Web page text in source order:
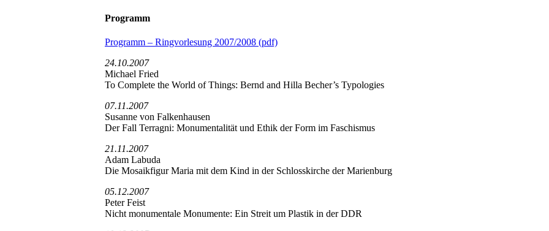
Programm
Programm – Ringvorlesung 2007/2008 (pdf)
24.10.2007
Michael Fried
To Complete the World of Things: Bernd and Hilla Becher’s Typologies
07.11.2007
Susanne von Falkenhausen
Der Fall Terragni: Monumentalität und Ethik der Form im Faschismus
21.11.2007
Adam Labuda
Die Mosaikfigur Maria mit dem Kind in der Schlosskirche der Marienburg
05.12.2007
Peter Feist
Nicht monumentale Monumente: Ein Streit um Plastik in der DDR